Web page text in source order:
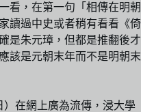
看，在第一句「相傳在明朝
讀過中史或者稍有看看《倚
是朱元璋，但都是推翻後才
該是元朝末年而不是明朝末
在網上廣為流傳，浸大學